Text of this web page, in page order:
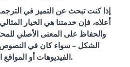
إذا كنت تبحث عن التميز في
أعلاه، فإن خدمتنا هي الخيار
والحفاظ على المعنى الأصلي
الشكل – سواء كان في
الفيديوهات أو المواقع الإلكترونية.